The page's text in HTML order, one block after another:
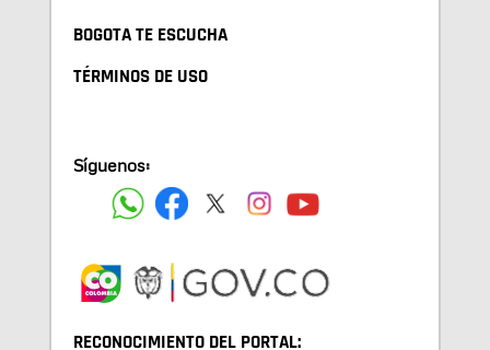
BOGOTA TE ESCUCHA
TÉRMINOS DE USO
Síguenos:
RECONOCIMIENTO DEL PORTAL: